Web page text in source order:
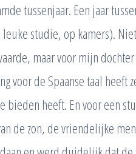
tussenjaar. Een jaar
studie, op kamers).
maar voor mijn
voor de Spaanse taal heeft
heeft. En voor een
de zon, de vriendelijke